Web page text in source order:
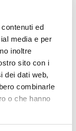
ed
media e per
inoltre
sito con i
dei dati web,
combinarle
o che hanno